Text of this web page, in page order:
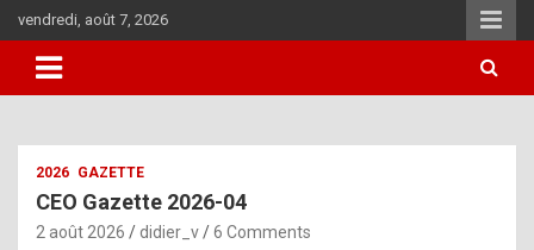
to
content
vendredi, août 7, 2026
i
2026 GAZETTE
CEO Gazette 2026-04
2 août 2026 didier_v 6 Comments